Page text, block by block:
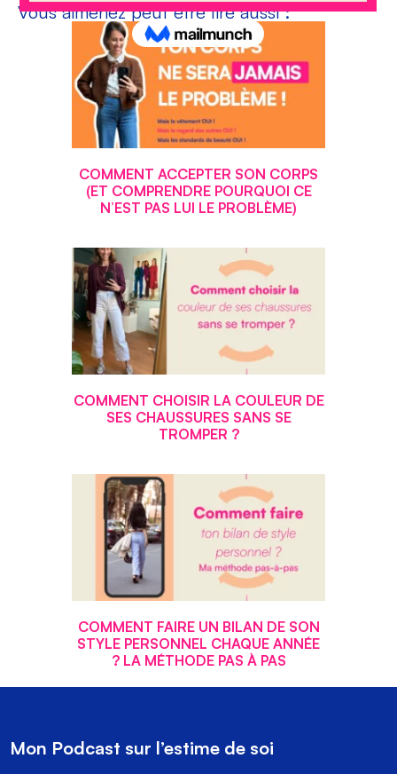
Vous aimeriez peut être lire aussi :
COMMENT ACCEPTER SON CORPS
(ET COMPRENDRE POURQUOI CE
N’EST PAS LUI LE PROBLÈME)
COMMENT CHOISIR LA COULEUR DE
SES CHAUSSURES SANS SE
TROMPER ?
COMMENT FAIRE UN BILAN DE SON
STYLE PERSONNEL CHAQUE ANNÉE
? LA MÉTHODE PAS À PAS
Mon Podcast sur l’estime de soi